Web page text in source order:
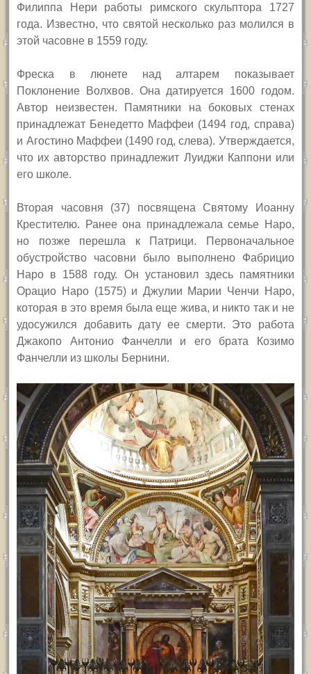
Филиппа Нери работы римского скульптора 1727
года. Известно, что святой несколько раз молился в
этой часовне в 1559 году.
Фреска в люнете над алтарем показывает
Поклонение Волхвов. Она датируется 1600 годом.
Автор неизвестен. Памятники на боковых стенах
принадлежат Бенедетто Маффеи (1494 год, справа)
и Агостино Маффеи (1490 год, слева). Утверждается,
что их авторство принадлежит Луиджи Каппони или
его школе.
Вторая часовня (37) посвящена Святому Иоанну
Крестителю. Ранее она принадлежала семье Наро,
но позже перешла к Патрици. Первоначальное
обустройство часовни было выполнено Фабрицио
Наро в 1588 году. Он установил здесь памятники
Орацио Наро (1575) и Джулии Марии Ченчи Наро,
которая в это время была еще жива, и никто так и не
удосужился добавить дату ее смерти. Это работа
Джакопо Антонио Фанчелли и его брата Козимо
Фанчелли из школы Бернини.